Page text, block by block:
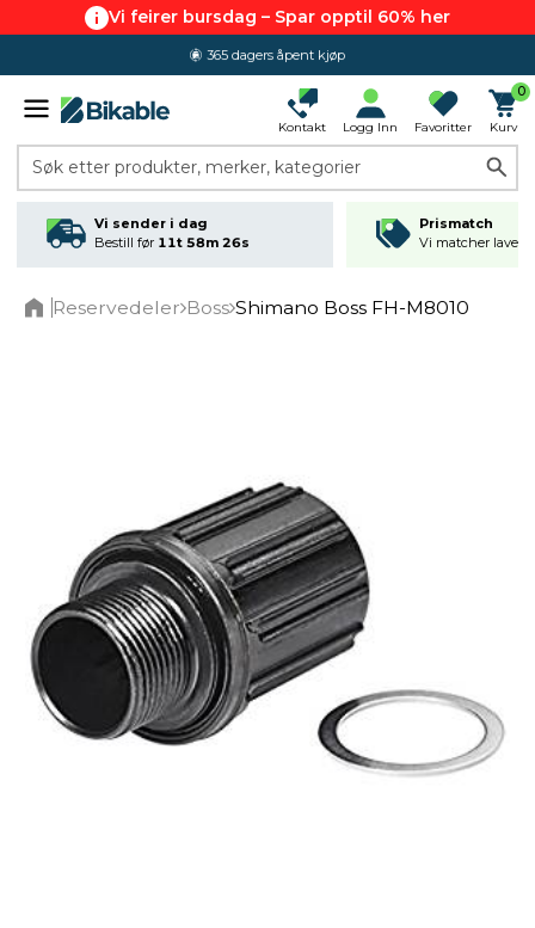
Vi feirer bursdag – Spar opptil 60% her
365 dagers åpent kjøp
Kontakt Logg Inn Favoritter
0
Kurv
Søk etter produkter, merker, kategorier
Vi sender i dag
Bestill før 11t 58m 26s
Prismatch
Vi matcher
Reservedeler Boss Shimano Boss FH-M8010